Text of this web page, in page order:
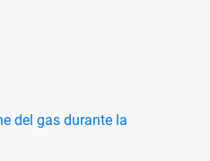
del gas durante la